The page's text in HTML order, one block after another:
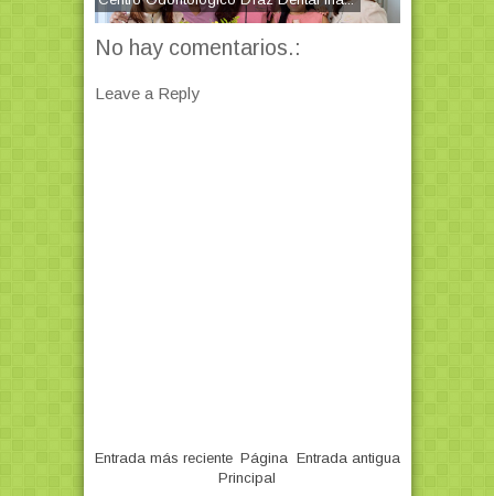
No hay comentarios.:
Leave a Reply
Entrada más reciente Entrada antigua
Página
Principal